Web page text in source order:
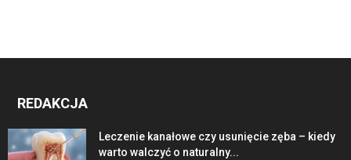
REDAKCJA
Leczenie kanałowe czy usunięcie zęba – kiedy
warto walczyć o naturalny...